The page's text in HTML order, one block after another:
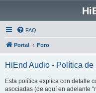
FAQ
Portal Foro
HiEnd Audio - Política de
Esta política explica con detalle
asociadas (de aquí en adelante